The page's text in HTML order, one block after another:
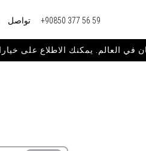
تواصل +90850 377 56 59